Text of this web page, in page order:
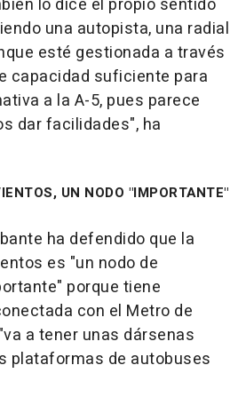
lo dice el propio sentido
una autopista, una radial
esté gestionada a través
capacidad suficiente para
a la A-5, pues parece
dar facilidades", ha
UN NODO "IMPORTANTE"
ha defendido que la
es "un nodo de
porque tiene
con el Metro de
a tener unas dársenas
plataformas de autobuses